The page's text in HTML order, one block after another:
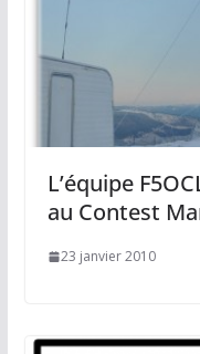
L’équipe
au Contest
23 janvier 2010